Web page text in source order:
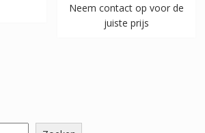
Neem contact op voor de
juiste prijs